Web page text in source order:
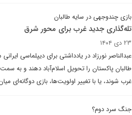
بازی چندوجهی در سایه طالبان
تله‌گذاری جدید غرب برای محور شرق
۲۳ دی ۱۴۰۴
عبدالناصر نورزاد در یادداشتی برای دیپلماسی
طالبان پاکستان را تحویل اسلام‌آباد دهند و به
غرب شوند، یا با تغییر اولویت‌ها، بازی دوگانه‌ای
جنگ سرد دوم؟